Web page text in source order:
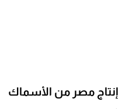
إنتاج مصر من الأسماك